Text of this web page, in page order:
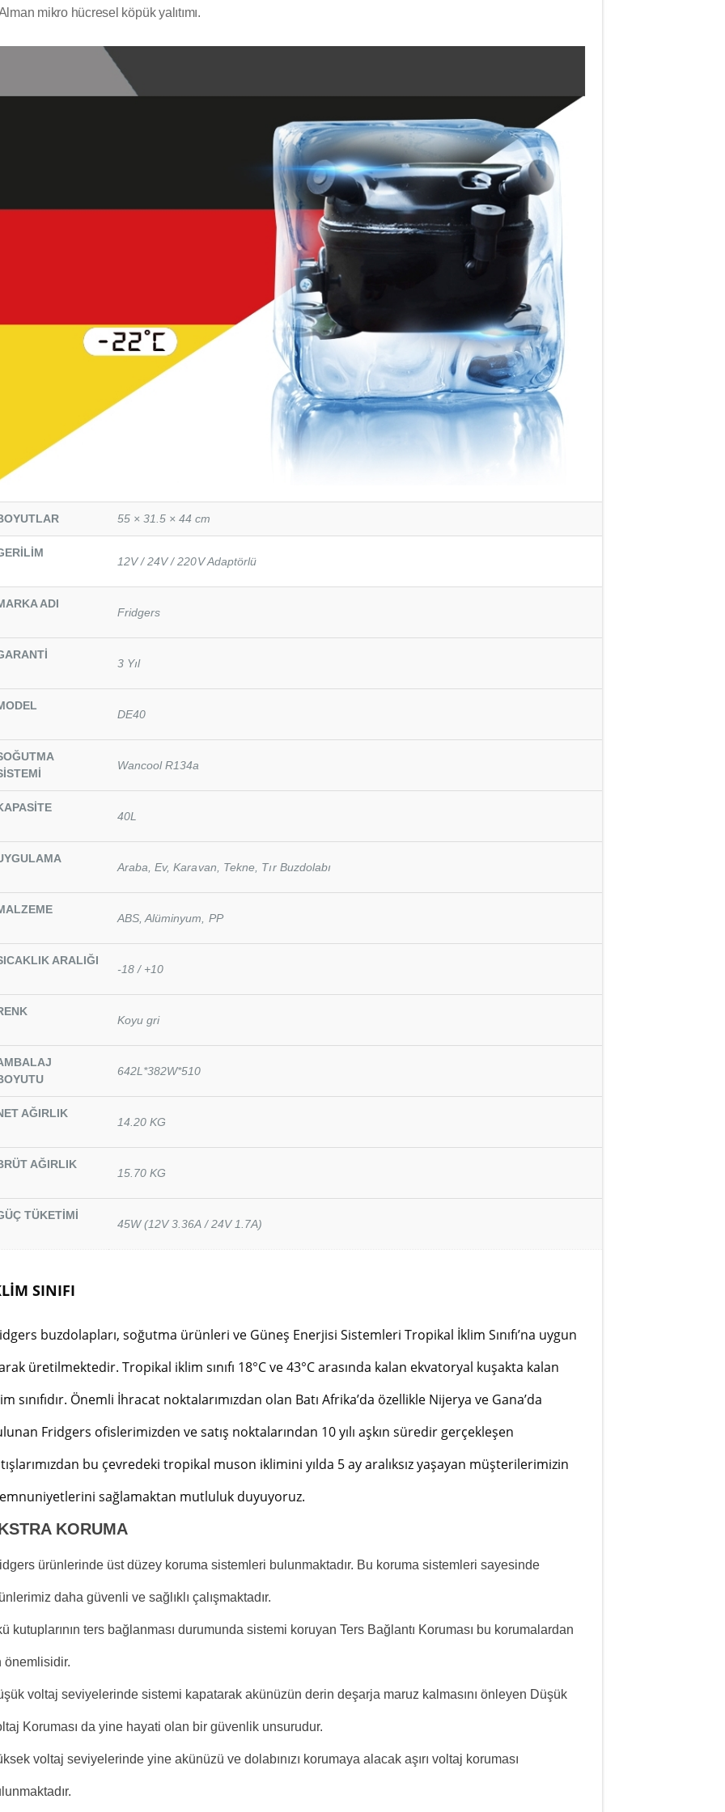
mikro hücresel köpük yalıtımı.
55 × 31.5 × 44 cm
12V / 24V / 220V Adaptörlü
ADI
Fridgers
3 Yıl
DE40
Wancool R134a
40L
Araba, Ev, Karavan, Tekne, Tır Buzdolabı
ABS, Alüminyum, PP
ARALIĞI
-18 / +10
Koyu gri
642L*382W*510
AĞIRLIK
14.20 KG
AĞIRLIK
15.70 KG
TÜKETİMİ
45W (12V 3.36A / 24V 1.7A)
SINIFI
buzdolapları, soğutma ürünleri ve Güneş Enerjisi Sistemleri Tropikal İklim Sınıfı’na uygun
üretilmektedir. Tropikal iklim sınıfı 18°C ve 43°C arasında kalan ekvatoryal kuşakta kalan
sınıfıdır. Önemli İhracat noktalarımızdan olan Batı Afrika’da özellikle Nijerya ve Gana’da
Fridgers ofislerimizden ve satış noktalarından 10 yılı aşkın süredir gerçekleşen
bu çevredeki tropikal muson iklimini yılda 5 ay aralıksız yaşayan müşterilerimizin
sağlamaktan mutluluk duyuyoruz.
KORUMA
ürünlerinde üst düzey koruma sistemleri bulunmaktadır. Bu koruma sistemleri sayesinde
daha güvenli ve sağlıklı çalışmaktadır.
kutuplarının ters bağlanması durumunda sistemi koruyan Ters Bağlantı Koruması bu korumalardan
önemlisidir.
voltaj seviyelerinde sistemi kapatarak akünüzün derin deşarja maruz kalmasını önleyen Düşük
Koruması da yine hayati olan bir güvenlik unsurudur.
voltaj seviyelerinde yine akünüzü ve dolabınızı korumaya alacak aşırı voltaj koruması